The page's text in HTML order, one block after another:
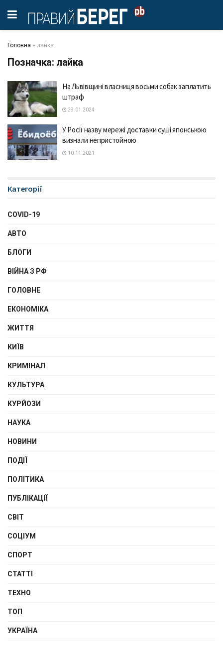
Головна » лайка
Позначка: лайка
На Львівщині власниця восьми собак заплатить
штраф
29.01.2024
У Росії назву мережі доставки суші японською
визнали непристойною
10.11.2021
Категорії
COVID-19
АВТО
БЛОГИ
ВІЙНА З РФ
ГОЛОВНЕ
ЕКОНОМІКА
ЖИТТЯ
КИЇВ
КРИМІНАЛ
КУЛЬТУРА
КУРЙОЗИ
НАУКА
НОВИНИ
ПОДІЇ
ПОЛІТИКА
ПУБЛІКАЦІЇ
СВІТ
СОЦІУМ
СПОРТ
СТАТТІ
ТЕХНО
ТОП
УКРАЇНА